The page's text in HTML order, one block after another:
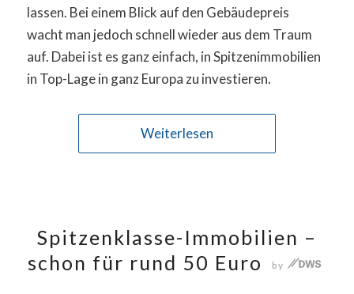
lassen. Bei einem Blick auf den Gebäudepreis
wacht man jedoch schnell wieder aus dem Traum
auf. Dabei ist es ganz einfach, in Spitzenimmobilien
in Top-Lage in ganz Europa zu investieren.
Weiterlesen
Spitzenklasse-Immobilien –
schon für rund 50 Euro